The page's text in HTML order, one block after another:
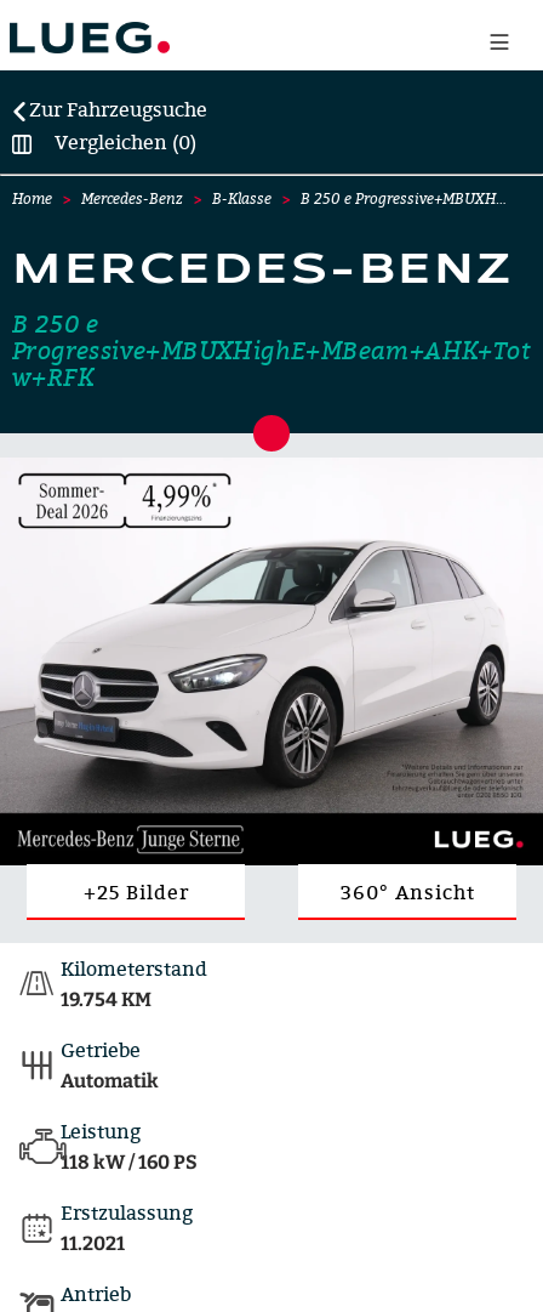
Zur Fahrzeugsuche
Vergleichen (0)
Home Mercedes-Benz B-Klasse B 250 e Progressive+MBUXH…
MERCEDES-BENZ
B 250 e
Progressive+MBUXHighE+MBeam+AHK+Tot
w+RFK
+25 Bilder 360° Ansicht
Kilometerstand
19.754 KM
Getriebe
Automatik
Leistung
118 kW / 160 PS
Erstzulassung
11.2021
Antrieb